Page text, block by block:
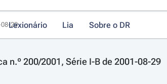
Lexionário Lia Sobre o DR
08-29
n.º 200/2001, Série I-B de 2001-08-29